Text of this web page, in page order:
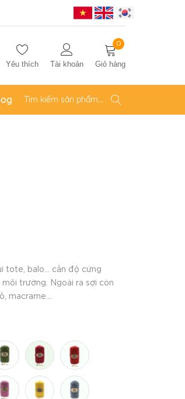
0
Giỏ hàng
Tài khoản
Yêu thích
tote, balo... cần độ cứng
trường. Ngoài ra sợi còn
macrame...